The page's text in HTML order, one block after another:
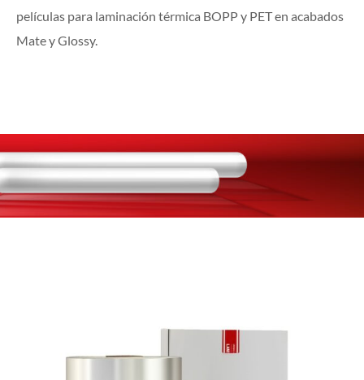
películas para laminación térmica BOPP y PET en acabados
Mate y Glossy.